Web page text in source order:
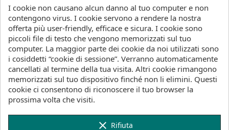
Quantità
 AGGIUNGI AL CARRELLO
favorite_border
Ti consegniamo dalle scorte
Lotti (Stock, Tempi di consegna)
I cookie non causano alcun danno al tuo computer e non
contengono virus. I cookie servono a rendere la nostra
offerta più user-friendly, efficace e sicura. I cookie sono
piccoli file di testo che vengono memorizzati sul tuo
computer. La maggior parte dei cookie da noi utilizzati sono
i cosiddetti “cookie di sessione”. Verranno automaticamente
cancellati al termine della tua visita. Altri cookie rimangono
memorizzati sul tuo dispositivo finché non li elimini. Questi
cookie ci consentono di riconoscere il tuo browser la
prossima volta che visiti.
clear Rifiuta